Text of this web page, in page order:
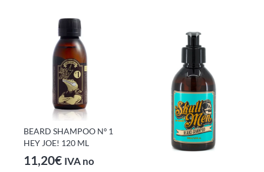
BEARD SHAMPOO Nº 1
HEY JOE! 120 ML
11,20€ IVA no